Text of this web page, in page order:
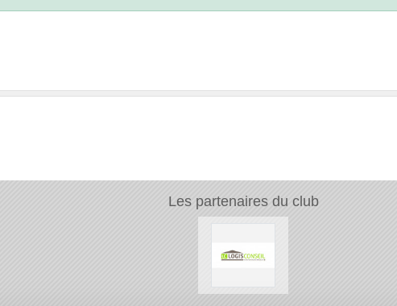
Les partenaires du club